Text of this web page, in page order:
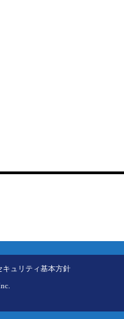
キュリティ基本方針